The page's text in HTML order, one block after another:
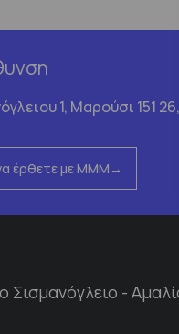
1, Μαρούσι 151 26,
έρθετε με ΜΜΜ
Σισμανόγλειο -